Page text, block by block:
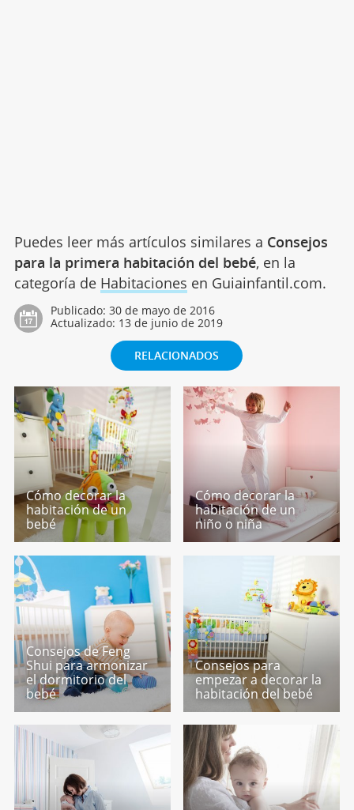
Puedes leer más artículos similares a Consejos
para la primera habitación del bebé, en la
categoría de Habitaciones en Guiainfantil.com.
Publicado: 30 de mayo de 2016
Actualizado: 13 de junio de 2019
RELACIONADOS
Cómo decorar la
habitación de un
bebé
Cómo decorar la
habitación de un
niño o niña
Consejos de Feng
Shui para armonizar
el dormitorio del
bebé
Consejos para
empezar a decorar la
habitación del bebé